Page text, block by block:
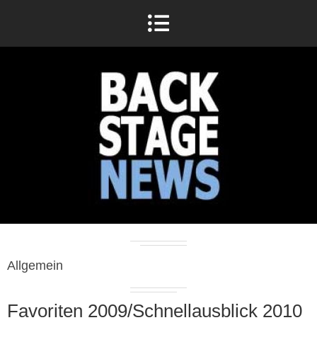
Allgemein
Favoriten 2009/Schnellausblick 2010